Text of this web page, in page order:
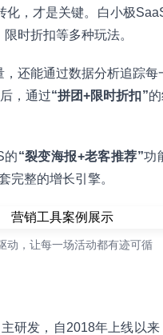
，才是关键。白小极
时折扣等多种玩法。
还能通过数据分析追踪
，通过“拼团+限时折扣”
的“裂变海报+老客推荐”功
完整的增长引擎。
动，让每一场活动都有迹可循
研发，自2018年上线以